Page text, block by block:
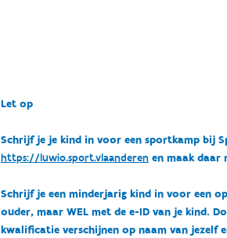
Let op
Schrijf je je kind in voor een sportkamp bij
https://luwio.sport.vlaanderenen maak daar
Schrijf je een minderjarig kind in voor een
ouder, maar WEL met de e-ID van je kind.
kwalificatie verschijnen op naam van jezelf